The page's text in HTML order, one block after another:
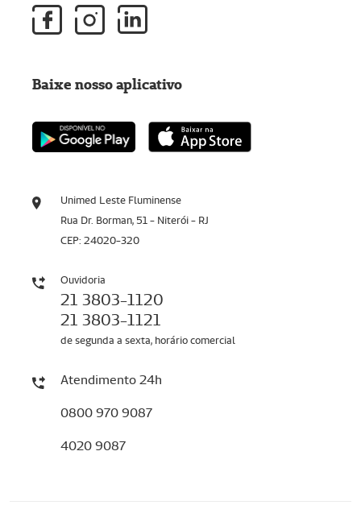
Unimed Leste Fluminense
Rua Dr. Borman, 51 - Niterói - RJ
CEP: 24020-320
Ouvidoria
21 3803-1120
21 3803-1121
de segunda a sexta, horário comercial
Atendimento 24h
0800 970 9087
4020 9087
Baixe nosso aplicativo